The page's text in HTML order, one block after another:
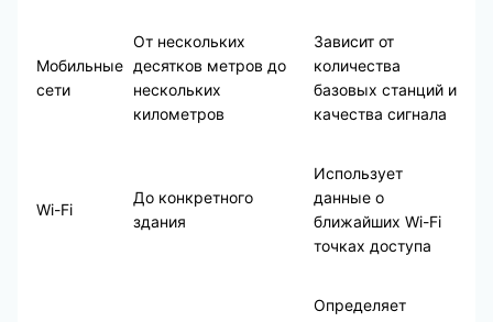
Мобильные
сети
От нескольких
десятков метров до
нескольких
километров
Зависит от
количества
базовых станций и
качества сигнала
Wi-Fi
До конкретного
здания
Использует
данные о
ближайших Wi-Fi
точках доступа
Определяет